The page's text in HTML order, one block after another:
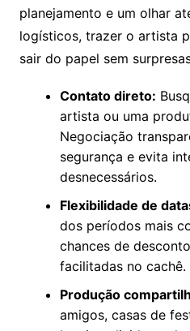
planejamento e um olhar
logísticos, trazer o artista
sair do papel sem
Contato direto:
artista ou uma
Negociação
segurança e evita
desnecessários.
Flexibilidade de
dos períodos mais
chances de
facilitadas no cachê.
Produção
amigos, casas de